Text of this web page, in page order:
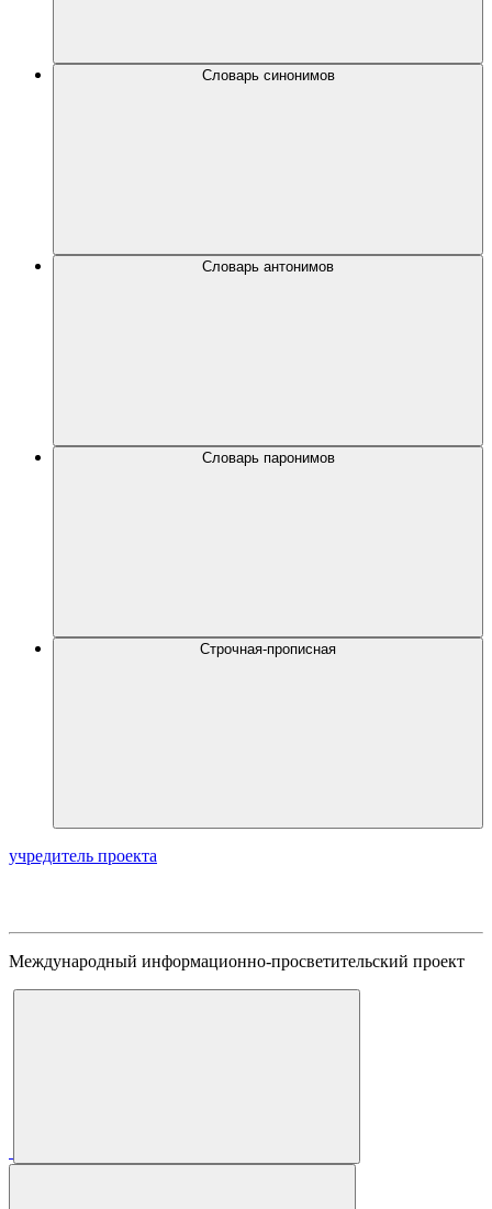
Словарь синонимов
Словарь антонимов
Словарь паронимов
Строчная-прописная
учредитель проекта
Международный информационно-просветительский проект